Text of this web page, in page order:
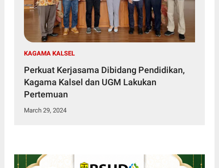
KAGAMA KALSEL
Perkuat Kerjasama Dibidang Pendidikan,
Kagama Kalsel dan UGM Lakukan
Pertemuan
March 29, 2024